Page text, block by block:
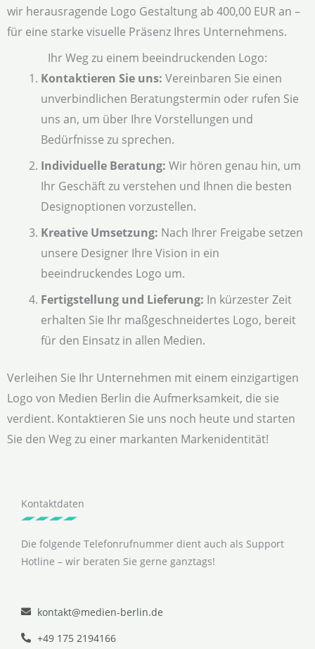
wir herausragende Logo Gestaltung ab 400,00 EUR an –
für eine starke visuelle Präsenz Ihres Unternehmens.
Ihr Weg zu einem beeindruckenden Logo:
Kontaktieren Sie uns: Vereinbaren Sie einen
unverbindlichen Beratungstermin oder rufen Sie
uns an, um über Ihre Vorstellungen und
Bedürfnisse zu sprechen.
Individuelle Beratung: Wir hören genau hin, um
Ihr Geschäft zu verstehen und Ihnen die besten
Designoptionen vorzustellen.
Kreative Umsetzung: Nach Ihrer Freigabe setzen
unsere Designer Ihre Vision in ein
beeindruckendes Logo um.
Fertigstellung und Lieferung: In kürzester Zeit
erhalten Sie Ihr maßgeschneidertes Logo, bereit
für den Einsatz in allen Medien.
Verleihen Sie Ihr Unternehmen mit einem einzigartigen
Logo von Medien Berlin die Aufmerksamkeit, die sie
verdient. Kontaktieren Sie uns noch heute und starten
Sie den Weg zu einer markanten Markenidentität!
Kontaktdaten
Die folgende Telefonrufnummer dient auch als Support
Hotline – wir beraten Sie gerne ganztags!
kontakt@medien-berlin.de
+49 175 2194166